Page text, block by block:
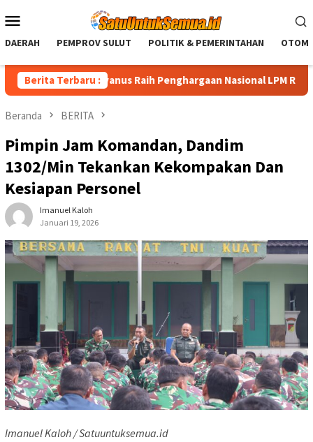
ke
Mobile
DAERAH PEMPROV SULUT POLITIK & PEMERINTAHAN
Berita Terbaru :
Yulius Selvanus Raih Penghargaan Nasional LPM RI Di
Beranda BERITA
Pimpin Jam Komandan, Dandim
1302/Min Tekankan Kekompakan Dan
Kesiapan Personel
Imanuel Kaloh
Januari 19, 2026
Imanuel Kaloh / Satuuntuksemua.id